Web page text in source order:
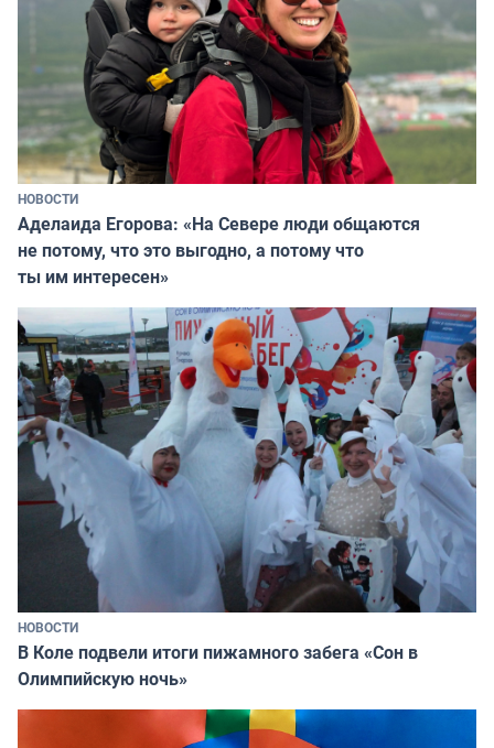
НОВОСТИ
Аделаида Егорова: «На Севере люди общаются
не потому, что это выгодно, а потому что
ты им интересен»
НОВОСТИ
В Коле подвели итоги пижамного забега «Сон в
Олимпийскую ночь»